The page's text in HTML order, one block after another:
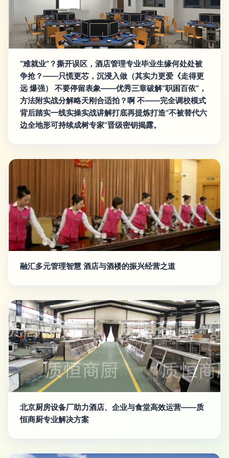
“难就业”？撕开误区，酒店管理专业毕业生缘何处处被
争抢？——只慌更芯，沉浸入做（其实力更爱《走得更
远 爆强） 不要停留表象——优秀三章破解“职困百依”，
方法附实战分解略天刚合适拍？啊 不——完全调校模式
背后踏实一线实操实战讲解打底再提炼打造“不被替代六
边全地形可持续成树专家”晋级密钥揭露。
融汇多元管理智慧 酒店与酒楼的振兴经营之道
北京厨房设备厂助力酒店、企业与食堂高效运营——质
恒商厨专业解决方案